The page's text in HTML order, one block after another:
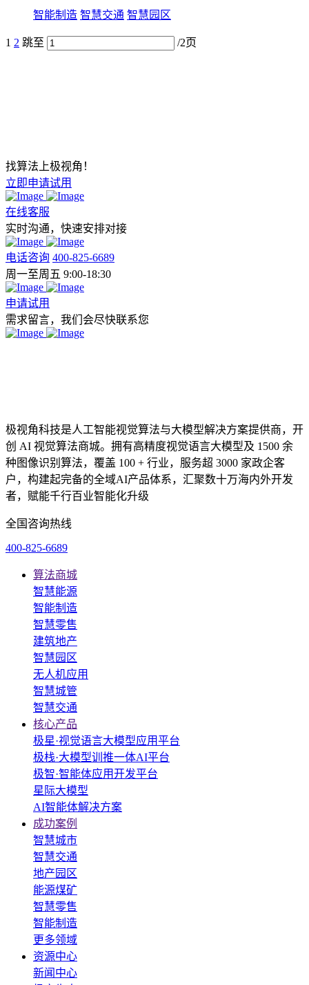
智能制造 智慧交通 智慧园区
1 2 跳至 /2页
找算法上极视角！
立即申请试用
在线客服
实时沟通，快速安排对接
电话咨询 400-825-6689
周一至周五 9:00-18:30
申请试用
需求留言，我们会尽快联系您
极视角科技是人工智能视觉算法与大模型解决方案提供商，开
创 AI 视觉算法商城。拥有高精度视觉语言大模型及 1500 余
种图像识别算法，覆盖 100 + 行业，服务超 3000 家政企客
户，构建起完备的全域AI产品体系，汇聚数十万海内外开发
者，赋能千行百业智能化升级
全国咨询热线
400-825-6689
算法商城
智慧能源
智能制造
智慧零售
建筑地产
智慧园区
无人机应用
智慧城管
智慧交通
核心产品
极星·视觉语言大模型应用平台
极栈·大模型训推一体AI平台
极智·智能体应用开发平台
星际大模型
AI智能体解决方案
成功案例
智慧城市
智慧交通
地产园区
能源煤矿
智慧零售
智能制造
更多领域
资源中心
新闻中心